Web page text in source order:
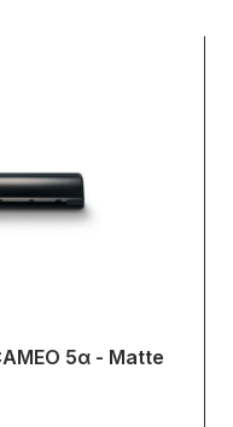
5α - Matte